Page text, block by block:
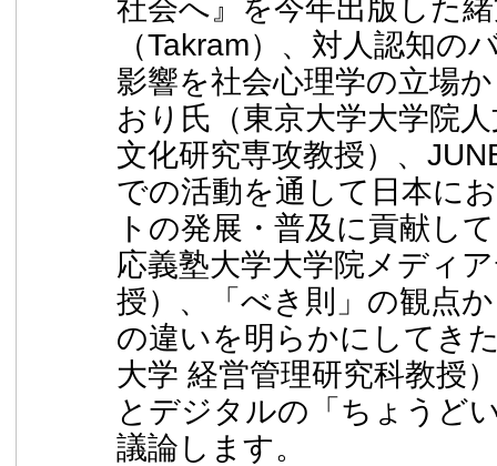
社会へ』を今年出版した
（Takram）、対人認知の
影響を社会心理学の立場
おり氏（東京大学大学院
文化研究専攻教授）、
での活動を通して日本に
トの発展・普及に貢献し
応義塾大学大学院メディ
授）、「べき則」の観点
の違いを明らかにしてき
大学 経営管理研究科教授
とデジタルの「ちょうど
議論します。